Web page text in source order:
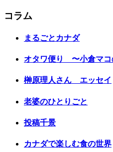
コラム
まるごとカナダ
オタワ便り 〜小倉マコ
榊原理人さん エッセイ
老婆のひとりごと
投稿千景
カナダで楽しむ食の世界